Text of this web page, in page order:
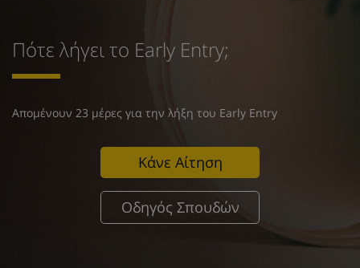
Πότε λήγει το Early Entry;
Απομένουν 23 μέρες για την λήξη του Early Entry
Κάνε Αίτηση
Οδηγός Σπουδών